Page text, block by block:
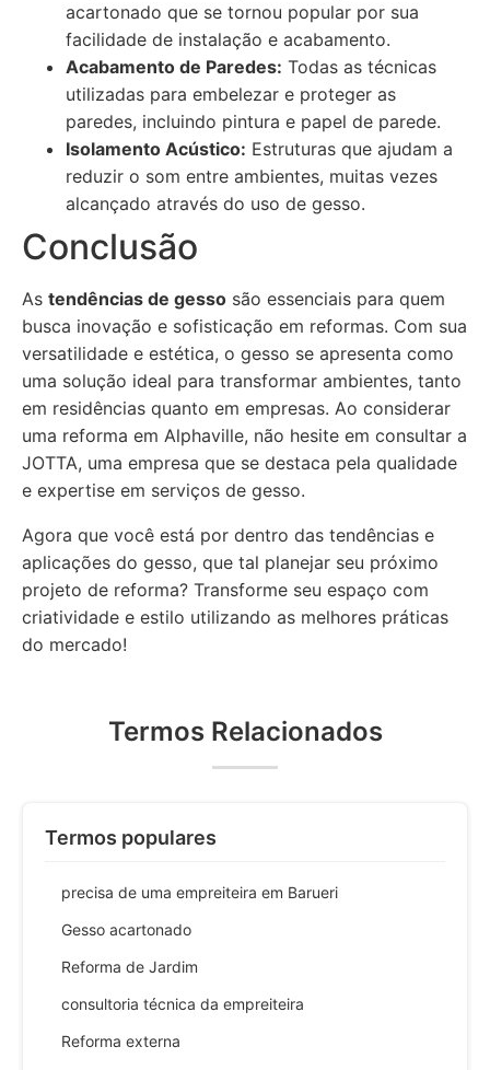
acartonado que se tornou popular por sua
facilidade de instalação e acabamento.
Acabamento de Paredes: Todas as técnicas
utilizadas para embelezar e proteger as
paredes, incluindo pintura e papel de parede.
Isolamento Acústico: Estruturas que ajudam a
reduzir o som entre ambientes, muitas vezes
alcançado através do uso de gesso.
Conclusão
As tendências de gesso são essenciais para quem
busca inovação e sofisticação em reformas. Com sua
versatilidade e estética, o gesso se apresenta como
uma solução ideal para transformar ambientes, tanto
em residências quanto em empresas. Ao considerar
uma reforma em Alphaville, não hesite em consultar a
JOTTA, uma empresa que se destaca pela qualidade
e expertise em serviços de gesso.
Agora que você está por dentro das tendências e
aplicações do gesso, que tal planejar seu próximo
projeto de reforma? Transforme seu espaço com
criatividade e estilo utilizando as melhores práticas
do mercado!
Termos Relacionados
Termos populares
precisa de uma empreiteira em Barueri
Gesso acartonado
Reforma de Jardim
consultoria técnica da empreiteira
Reforma externa